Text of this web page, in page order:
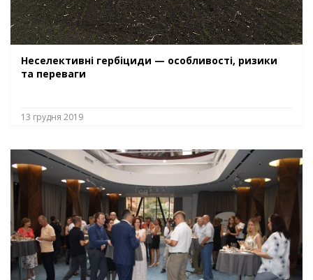
Неселективні гербіциди — особливості, ризики
та переваги
13 грудня 2019